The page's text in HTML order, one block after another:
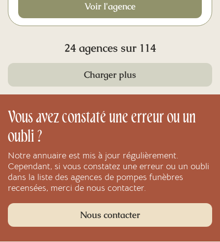
Voir l'agence
24 agences sur 114
Charger plus
Vous avez constaté une erreur ou un
oubli ?
Notre annuaire est mis à jour régulièrement.
Cependant, si vous constatez une erreur ou un oubli
dans la liste des agences de pompes funèbres
recensées, merci de nous contacter.
Nous contacter